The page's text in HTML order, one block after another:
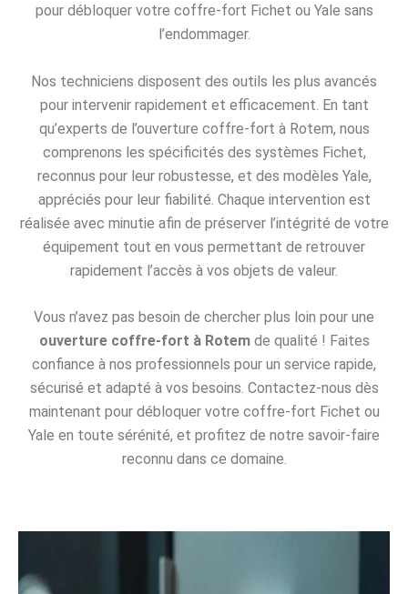
pour débloquer votre coffre-fort Fichet ou Yale sans
l’endommager.
Nos techniciens disposent des outils les plus avancés
pour intervenir rapidement et efficacement. En tant
qu’experts de l’ouverture coffre-fort à Rotem, nous
comprenons les spécificités des systèmes Fichet,
reconnus pour leur robustesse, et des modèles Yale,
appréciés pour leur fiabilité. Chaque intervention est
réalisée avec minutie afin de préserver l’intégrité de votre
équipement tout en vous permettant de retrouver
rapidement l’accès à vos objets de valeur.
Vous n’avez pas besoin de chercher plus loin pour une
ouverture coffre-fort à Rotemde qualité ! Faites
confiance à nos professionnels pour un service rapide,
sécurisé et adapté à vos besoins. Contactez-nous dès
maintenant pour débloquer votre coffre-fort Fichet ou
Yale en toute sérénité, et profitez de notre savoir-faire
reconnu dans ce domaine.